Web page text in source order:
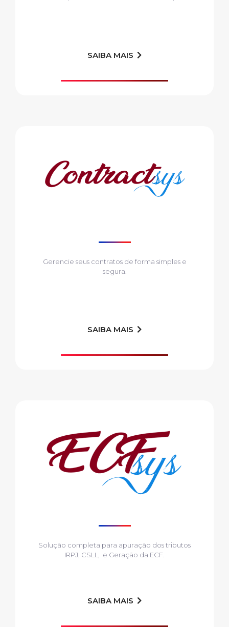
SAIBA MAIS
Gerencie seus contratos de forma simples e
segura.
SAIBA MAIS
Solução completa para apuração dos tributos
IRPJ, CSLL, e Geração da ECF.
SAIBA MAIS